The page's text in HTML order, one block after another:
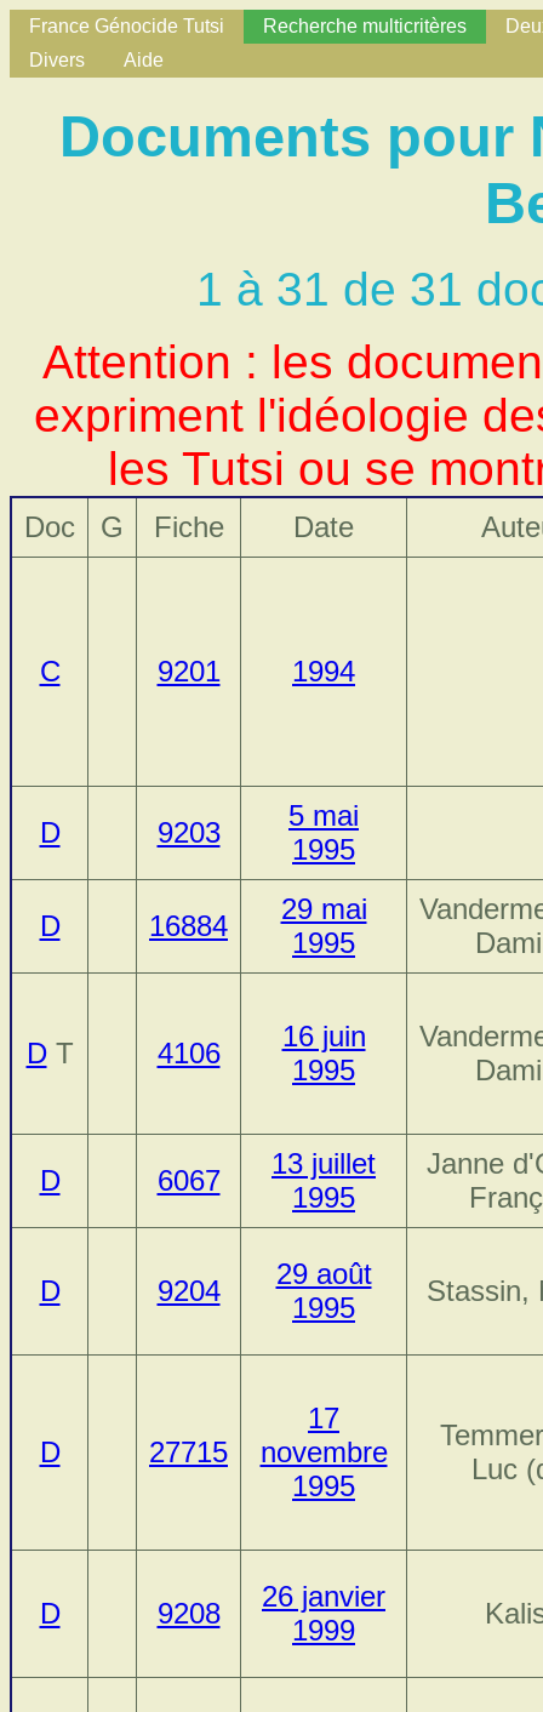
France Génocide Tutsi Recherche multicritères
Divers
Aide
Documents pour
1 à 31 de 31
Attention : les
expriment l'idéologie
les Tutsi ou se
Doc G Fiche Date
C 9201 1994
D 9203
5 mai
1995
D 16884
29 mai
1995
DT 4106
16 juin
1995
D 6067
13 juillet
1995
Janne
D 9204
29 août
1995
Stassin,
D 27715
17
novembre
1995
Luc
D 9208
26 janvier
1999